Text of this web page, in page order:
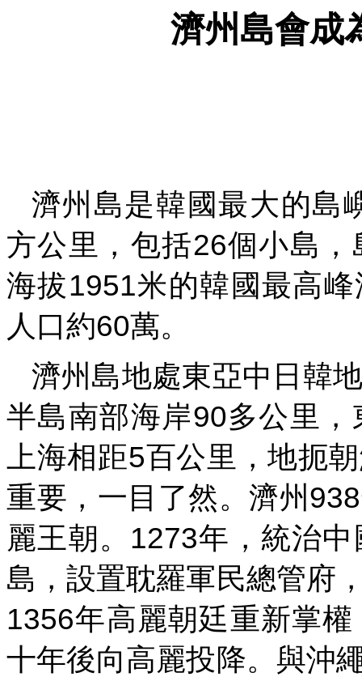
濟州島會成
濟州島是韓國最大的島
方公里，包括26個小島，
海拔1951米的韓國最高
人口約60萬。
濟州島地處東亞中日韓
半島南部海岸90多公里
上海相距5百公里，地扼
重要，一目了然。濟州 938
麗王朝。 1273年，統治
島，設置耽羅軍民總管府
1356年高麗朝廷重新掌
十年後向高麗投降。與沖